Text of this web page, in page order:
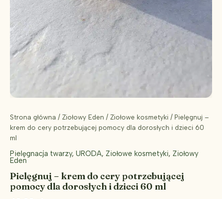
Strona główna / Ziołowy Eden / Ziołowe kosmetyki / Pielęgnuj –
krem do cery potrzebującej pomocy dla dorosłych i dzieci 60
ml
Pielęgnacja twarzy, URODA, Ziołowe kosmetyki, Ziołowy
Eden
Pielęgnuj – krem do cery potrzebującej
pomocy dla dorosłych i dzieci 60 ml